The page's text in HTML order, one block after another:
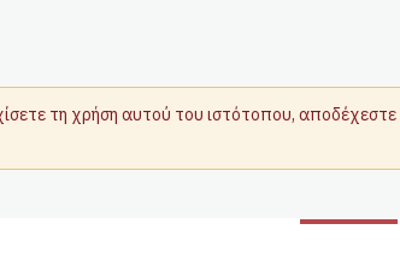
τη χρήση αυτού του ιστότοπου,